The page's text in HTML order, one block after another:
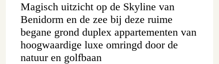
Magisch uitzicht op de Skyline van
Benidorm en de zee bij deze ruime
begane grond duplex appartementen van
hoogwaardige luxe omringd door de
natuur en golfbaan